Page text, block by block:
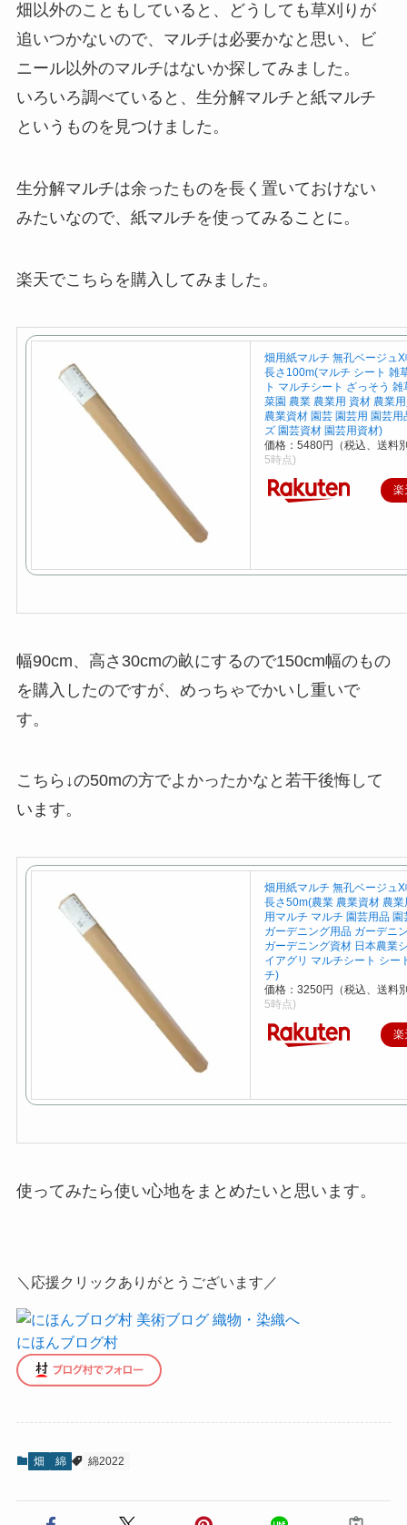
畑以外のこともしていると、どうしても草刈りが
追いつかないので、マルチは必要かなと思い、ビ
ニール以外のマルチはないか探してみました。
いろいろ調べていると、生分解マルチと紙マルチ
というものを見つけました。
生分解マルチは余ったものを長く置いておけない
みたいなので、紙マルチを使ってみることに。
楽天でこちらを購入してみました。
畑用紙マルチ 無孔ベージュ
長さ100m(マルチ シート 雑
ト マルチシート ざっそう
菜園 農業 農業用 資材 農業
農業資材 園芸 園芸用 園芸用
ズ 園芸資材 園芸用資材)
価格：5480円（税込、送料
5時点)
楽
幅90cm、高さ30cmの畝にするので150cm幅のもの
を購入したのですが、めっちゃでかいし重いで
す。
こちら↓の50mの方でよかったかなと若干後悔して
います。
畑用紙マルチ 無孔ベージュ
長さ50m(農業 農業資材 農
用マルチ マルチ 園芸用品 園
ガーデニング用品 ガーデニ
ガーデニング資材 日本農業
イアグリ マルチシート シー
チ)
価格：3250円（税込、送料
5時点)
楽
使ってみたら使い心地をまとめたいと思います。
＼応援クリックありがとうございます／
にほんブログ村
畑 綿 綿2022